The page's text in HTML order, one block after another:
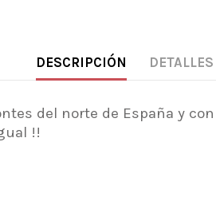
DESCRIPCIÓN
del norte de España y
!!